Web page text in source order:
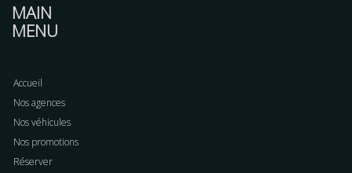
MAIN
MENU
Accueil
Nos agences
Nos véhicules
Nos promotions
Réserver